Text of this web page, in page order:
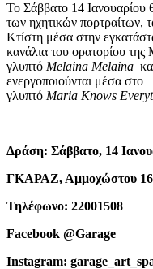
Το Σάββατο 14 Ιανουαρίου
των ηχητικών πορτραίτων,
Κτίστη μέσα στην
κανάλια του ορατορίου
γλυπτό Melaina Melaina
ενεργοποιούνται μέσα στο
γλυπτό Maria Knows
Δράση: Σάββατο, 14
ΓΚΑΡΑΖ, Αμμοχώστου
Τηλέφωνο: 22001508
Facebook @Garage
Instagram: